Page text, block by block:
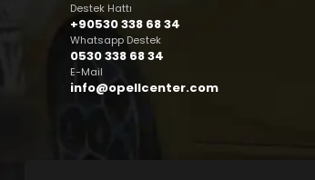
Destek Hattı
+90530 338 68 34
Whatsapp Destek
0530 338 68 34
E-Mail
info@opellcenter.com